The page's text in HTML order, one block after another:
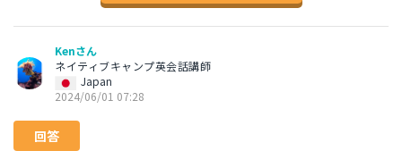
Kenさん
ネイティブキャンプ英会話講師
Japan
2024/06/01 07:28
回答